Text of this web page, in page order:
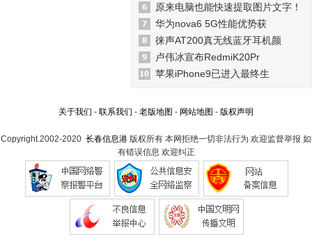
原来电脑也能快速提取图片文字！
华为nova6 5G性能优势获
徕声AT200真无线蓝牙耳机颜
卢伟冰宣布RedmiK20Pr
苹果iPhone9已进入最终生
关于我们 - 联系我们 - 老版地图 - 网站地图 - 版权声明
Copyright.2002-2020 长春信息港 版权所有 本网拒绝一切非法行为 欢迎监督举报 如
有错误信息 欢迎纠正